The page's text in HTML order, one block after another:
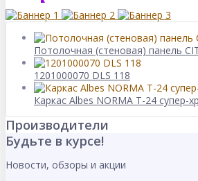
Потолочная (стеновая) панель
1201000070 DLS 118
Каркас Albes NORMA Т-24 супер-
Производители
Будьте в курсе!
Новости, обзоры и акции